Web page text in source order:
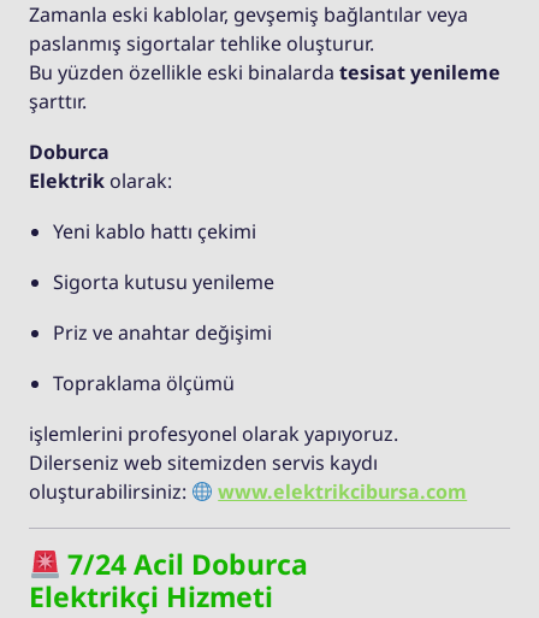
Zamanla eski kablolar, gevşemiş bağlantılar veya
paslanmış sigortalar tehlike oluşturur.
Bu yüzden özellikle eski binalarda tesisat yenileme
şarttır.
Doburca
Elektrik olarak:
Yeni kablo hattı çekimi
Sigorta kutusu yenileme
Priz ve anahtar değişimi
Topraklama ölçümü
işlemlerini profesyonel olarak yapıyoruz.
Dilerseniz web sitemizden servis kaydı
oluşturabilirsiniz:
www.elektrikcibursa.com
7/24 Acil Doburca
Elektrikçi Hizmeti